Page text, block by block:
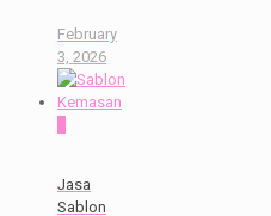
February
3, 2026
Jasa
Sablon